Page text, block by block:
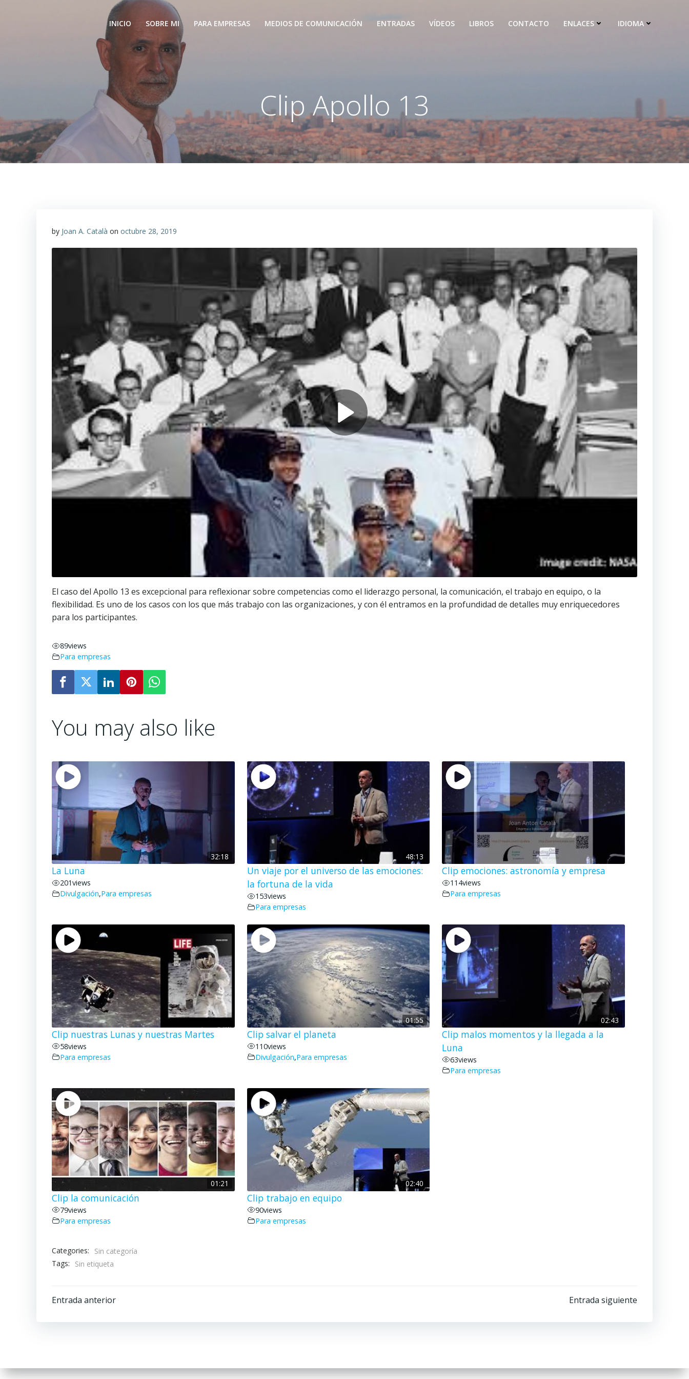
INICIO SOBRE MI PARA EMPRESAS MEDIOS DE COMUNICACIÓN ENTRADAS VÍDEOS LIBROS CONTACTO ENLACES IDIOMA
Clip Apollo 13
by Joan A. Català on octubre 28, 2019
El caso del Apollo 13 es excepcional para reflexionar sobre competencias como el liderazgo personal, la comunicación, el trabajo en equipo, o la
flexibilidad. Es uno de los casos con los que más trabajo con las organizaciones, y con él entramos en la profundidad de detalles muy enriquecedores
para los participantes.
89views
Para empresas
You may also like
32:18
La Luna
201views
Divulgación,Para empresas
48:13
Un viaje por el universo de las emociones:
la fortuna de la vida
153views
Para empresas
Clip emociones: astronomía y empresa
114views
Para empresas
Clip nuestras Lunas y nuestras Martes
58views
Para empresas
01:55
Clip salvar el planeta
110views
Divulgación,Para empresas
02:43
Clip malos momentos y la llegada a la
Luna
63views
Para empresas
01:21
Clip la comunicación
79views
Para empresas
02:40
Clip trabajo en equipo
90views
Para empresas
Categories:
Sin categoría
Tags:
Sin etiqueta
Navegación
por
Entrada anterior
por
Entrada siguiente